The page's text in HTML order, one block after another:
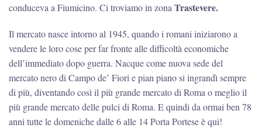
conduceva a Fiumicino. Ci troviamo in zona Trastevere.
Il mercato nasce intorno al 1945, quando i romani iniziarono a
vendere le loro cose per far fronte alle difficoltà economiche
dell’immediato dopo guerra. Nacque come nuova sede del
mercato nero di Campo de’ Fiori e pian piano si ingrandì sempre
di più, diventando così il più grande mercato di Roma o meglio il
più grande mercato delle pulci di Roma. E quindi da ormai ben 78
anni tutte le domeniche dalle 6 alle 14 Porta Portese è qui!